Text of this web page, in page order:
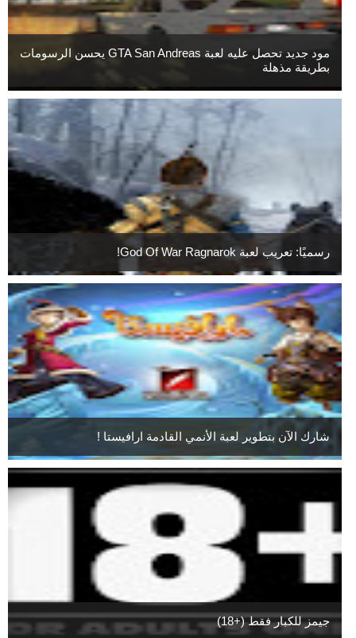
مود جديد تحصل عليه لعبة GTA San Andreas يحسن الرسومات
بطريقة مذهلة
رسميًا: تعريب لعبة God Of War Ragnarok!
شارك الآن بتطوير لعبة الأنمي القادمة ارافيستا !
جيمز للكبار فقط (+18)